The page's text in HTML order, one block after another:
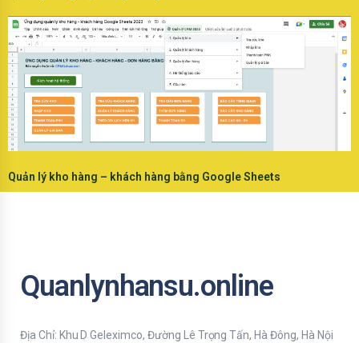
Quản lý kho hàng – khách hàng bằng Google Sheets
Quanlynhansu.online
Địa Chỉ: Khu D Geleximco, Đường Lê Trọng Tấn, Hà Đông, Hà Nội